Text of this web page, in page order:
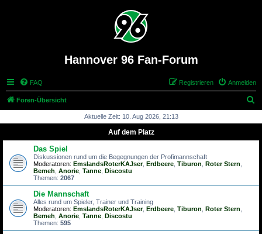
Hannover 96 Fan-Forum
FAQ Anmelden
Registrieren
Foren-Übersicht
h
Aktuelle Zeit: 10. Aug 2026, 21:13
Auf dem Platz
Das Spiel
Diskussionen rund um die Begegnungen der Profimannschaft
Moderatoren: EmslandsRoterKAJser, Erdbeere Tiburon Roter Stern
Bemeh Anorie Tanne Discostu
Themen: 2067
Die Mannschaft
Alles rund um Spieler, Trainer und Training
Moderatoren: EmslandsRoterKAJser, Erdbeere Tiburon Roter Stern
Bemeh Anorie Tanne Discostu
Themen: 595